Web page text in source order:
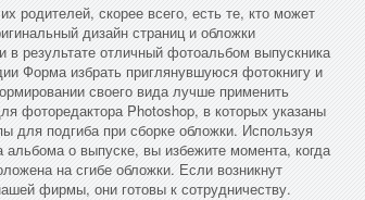
родителей, скорее всего, есть те, кто может
дизайн страниц и обложки
результате отличный фотоальбом выпускника
Форма избрать приглянувшуюся фотокнигу и
своего вида лучше применить
фоторедактора Photoshop, в которых указаны
для подгиба при сборке обложки. Используя
о выпуске, вы избежите момента, когда
на сгибе обложки. Если возникнут
фирмы, они готовы к сотрудничеству.